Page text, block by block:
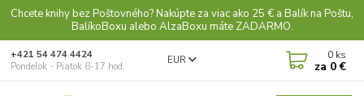
Chcete knihy bez Poštovného? Nakúpte za viac ako 25 € a Balík na Poštu,
BalíkoBoxu alebo AlzaBoxu máte ZADARMO.
EUR
+421 54 474 4424
Pondelok - Piatok 8-17 hod.
0 ks
za 0 €